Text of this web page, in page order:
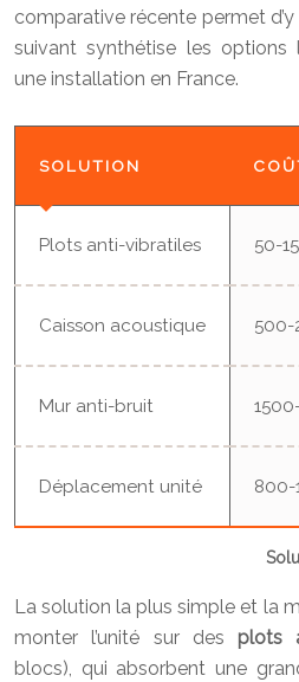
comparative récente permet
suivant synthétise les
une installation en France.
SOLUTION
Plots anti-vibratiles 50-
Caisson acoustique
Mur anti-bruit
Déplacement unité 800-
La solution la plus simple et la
monter l’unité sur des plots
blocs), qui absorbent une